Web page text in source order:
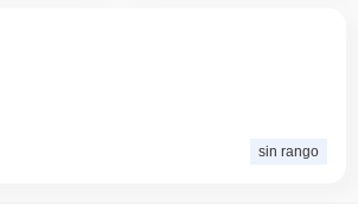
sin rango